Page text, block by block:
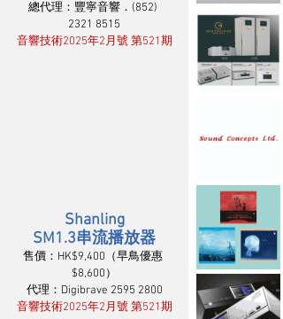
總代理：豐寧音響．(852)
2321 8515
音響技術2025年2月號 第521期
Shanling
SM1.3串流播放器
售價：HK$9,400（早鳥優惠
$8,600）
代理：Digibrave 2595 2800
音響技術2025年2月號 第521期